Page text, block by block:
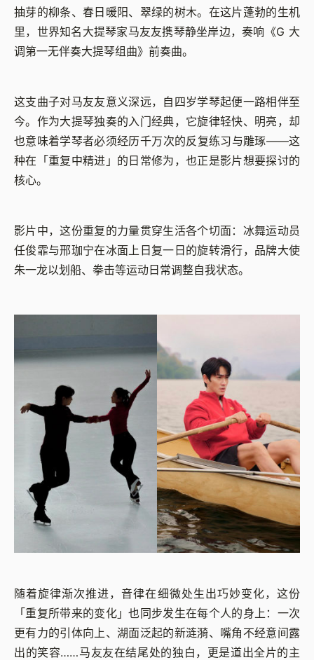
抽芽的柳条、春日暖阳、翠绿的树木。在这片蓬勃的生机
里，世界知名大提琴家马友友携琴静坐岸边，奏响《G 大
调第一无伴奏大提琴组曲》前奏曲。
这支曲子对马友友意义深远，自四岁学琴起便一路相伴至
今。作为大提琴独奏的入门经典，它旋律轻快、明亮，却
也意味着学琴者必须经历千万次的反复练习与雕琢——这
种在「重复中精进」的日常修为，也正是影片想要探讨的
核心。
影片中，这份重复的力量贯穿生活各个切面：冰舞运动员
任俊霏与邢珈宁在冰面上日复一日的旋转滑行，品牌大使
朱一龙以划船、拳击等运动日常调整自我状态。
随着旋律渐次推进，音律在细微处生出巧妙变化，这份
「重复所带来的变化」也同步发生在每个人的身上：一次
更有力的引体向上、湖面泛起的新涟漪、嘴角不经意间露
出的笑容……马友友在结尾处的独白，更是道出全片的主